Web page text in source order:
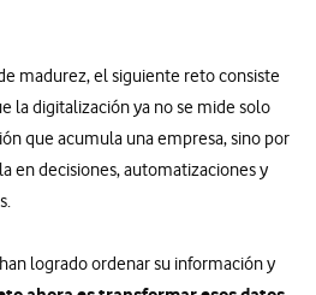
madurez, el siguiente reto consiste
la digitalización ya no se mide solo
que acumula una empresa, sino por
en decisiones, automatizaciones y
logrado ordenar su información y